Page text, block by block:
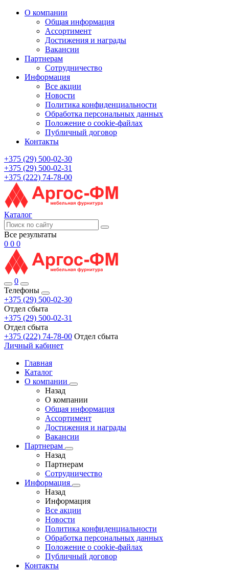
О компании
Общая информация
Ассортимент
Достижения и награды
Вакансии
Партнерам
Сотрудничество
Информация
Все акции
Новости
Политика конфиденциальности
Обработка персональных данных
Положение о cookie-файлах
Публичный договор
Контакты
+375 (29) 500-02-30
+375 (29) 500-02-31
+375 (222) 74-78-00
Каталог
Все результаты
0 0 0
0
Телефоны
+375 (29) 500-02-30
Отдел сбыта
+375 (29) 500-02-31
Отдел сбыта
+375 (222) 74-78-00 Отдел сбыта
Личный кабинет
Главная
Каталог
О компании
Назад
О компании
Общая информация
Ассортимент
Достижения и награды
Вакансии
Партнерам
Назад
Партнерам
Сотрудничество
Информация
Назад
Информация
Все акции
Новости
Политика конфиденциальности
Обработка персональных данных
Положение о cookie-файлах
Публичный договор
Контакты